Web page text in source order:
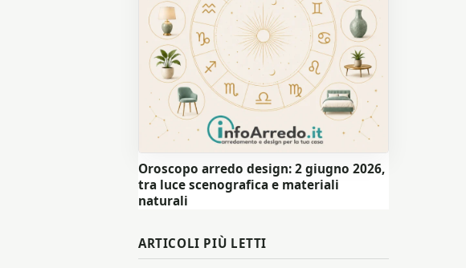
Oroscopo arredo design: 2 giugno 2026,
tra luce scenografica e materiali
naturali
ARTICOLI PIÙ LETTI